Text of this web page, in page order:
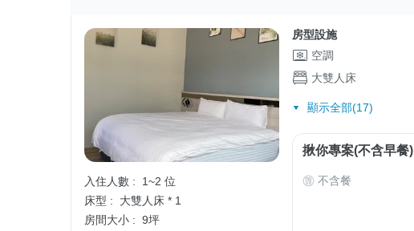
入住人數 :
1~2 位
床型 :
大雙人床 * 1
房間大小 : 9坪
房型設施
空調
大雙人床
顯示全部(17)
揪你專案(不含早餐)
不含餐